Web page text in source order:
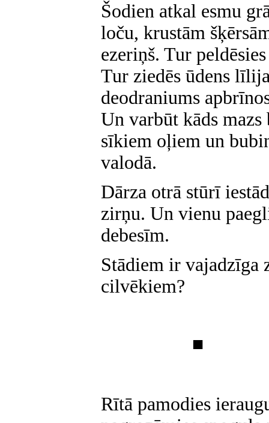
Šodien atkal esmu
loču, krustām
ezeriņš. Tur
Tur ziedēs ūdens
deodraniums
Un varbūt kāds
sīkiem oļiem un
valodā.
Dārza otrā stūrī
zirņu. Un vienu
debesīm.
Stādiem ir vajadzīga
cilvēkiem?
■
Rītā pamodies